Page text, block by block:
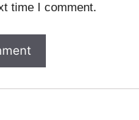
time I comment.